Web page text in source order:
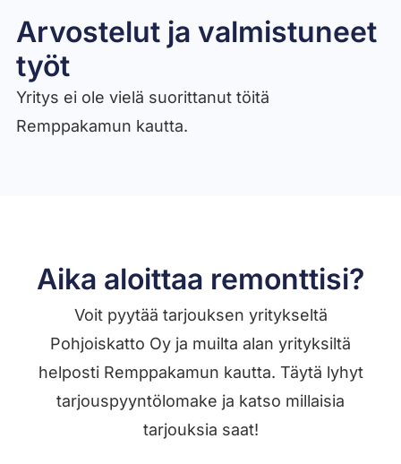
Arvostelut ja valmistuneet
työt​
Yritys ei ole vielä suorittanut töitä
Remppakamun kautta.
Aika aloittaa remonttisi?
Voit pyytää tarjouksen yritykseltä
Pohjoiskatto Oy ja muilta alan yrityksiltä
helposti Remppakamun kautta. Täytä lyhyt
tarjouspyyntölomake ja katso millaisia
tarjouksia saat!